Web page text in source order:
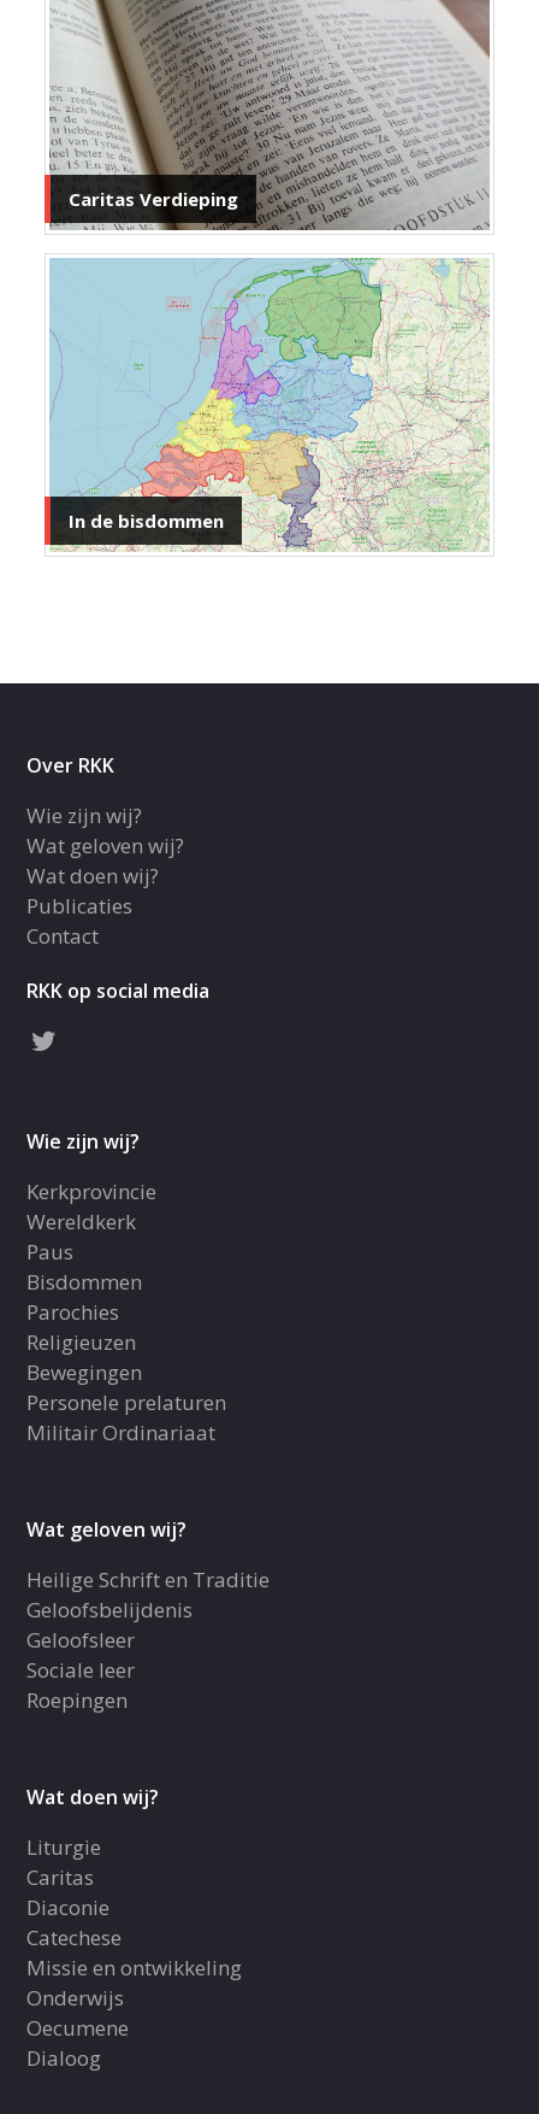
Caritas Verdieping
In de bisdommen
Over RKK
Wie zijn wij?
Wat geloven wij?
Wat doen wij?
Publicaties
Contact
RKK op social media
Wie zijn wij?
Kerkprovincie
Wereldkerk
Paus
Bisdommen
Parochies
Religieuzen
Bewegingen
Personele prelaturen
Militair Ordinariaat
Wat geloven wij?
Heilige Schrift en Traditie
Geloofsbelijdenis
Geloofsleer
Sociale leer
Roepingen
Wat doen wij?
Liturgie
Caritas
Diaconie
Catechese
Missie en ontwikkeling
Onderwijs
Oecumene
Dialoog